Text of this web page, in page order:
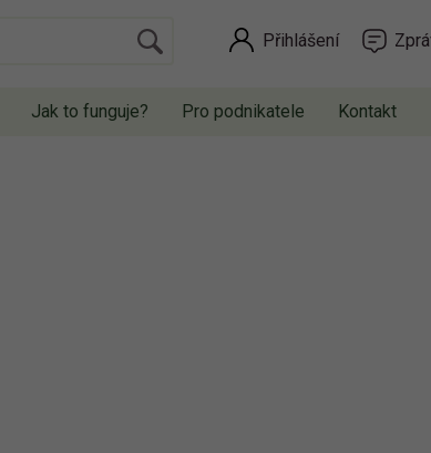
Přihlášení
Jak to funguje? Pro podnikatele Kontakt